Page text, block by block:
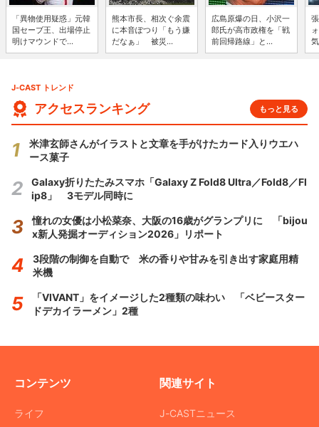
「異物使用疑惑」元韓
国セーブ王、出場停止
明けマウンドで...
熊本市長、相次ぐ余震
に本音ぽつり「もう嫌
だなぁ」 被災...
広島原爆の日、小沢一
郎氏が高市政権を「戦
前回帰路線」と...
J-CAST トレンド
アクセスランキング もっと見る
米津玄師さんがイラストと文章を手がけたカード入りウエハ
ース菓子
Galaxy折りたたみスマホ「Galaxy Z Fold8 Ultra／Fold8／Fl
ip8」 3モデル同時に
憧れの女優は小松菜奈、大阪の16歳がグランプリに 「bijou
x新人発掘オーディション2026」リポート
3段階の制御を自動で 米の香りや甘みを引き出す家庭用精
米機
「VIVANT」をイメージした2種類の味わい 「ベビースター
ドデカイラーメン」2種
コンテンツ
ライフ
関連サイト
J-CASTニュース